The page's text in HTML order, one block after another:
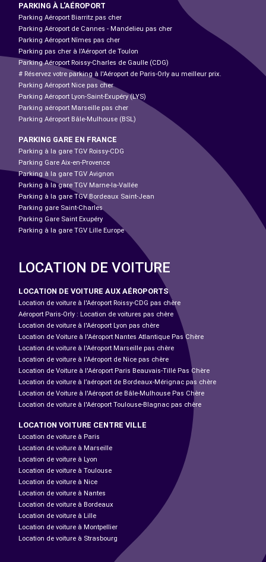
PARKING À L'AÉROPORT
Parking Aéroport Biarritz pas cher
Parking Aéroport de Cannes - Mandelieu pas cher
Parking Aéroport Nîmes pas cher
Parking pas cher à l’Aéroport de Toulon
Parking Aéroport Roissy-Charles de Gaulle (CDG)
# Réservez votre parking à l'Aéroport de Paris-Orly au meilleur prix.
Parking Aéroport Nice pas cher
Parking Aéroport Lyon-Saint-Exupéry (LYS)
Parking aéroport Marseille pas cher
Parking Aéroport Bâle-Mulhouse (BSL)
PARKING GARE EN FRANCE
Parking à la gare TGV Roissy-CDG
Parking Gare Aix-en-Provence
Parking à la gare TGV Avignon
Parking à la gare TGV Marne-la-Vallée
Parking à la gare TGV Bordeaux Saint-Jean
Parking gare Saint-Charles
Parking Gare Saint Exupéry
Parking à la gare TGV Lille Europe
LOCATION DE VOITURE
LOCATION DE VOITURE AUX AÉROPORTS
Location de voiture à l'Aéroport Roissy-CDG pas chère
Aéroport Paris-Orly : Location de voitures pas chère
Location de voiture à l'Aéroport Lyon pas chère
Location de Voiture à l'Aéroport Nantes Atlantique Pas Chère
Location de voiture à l'Aéroport Marseille pas chère
Location de voiture à l'Aéroport de Nice pas chère
Location de Voiture à l'Aéroport Paris Beauvais-Tillé Pas Chère
Location de voiture à l’aéroport de Bordeaux-Mérignac pas chère
Location de Voiture à l'Aéroport de Bâle-Mulhouse Pas Chère
Location de voiture à l'Aéroport Toulouse-Blagnac pas chère
LOCATION VOITURE CENTRE VILLE
Location de voiture à Paris
Location de voiture à Marseille
Location de voiture à Lyon
Location de voiture à Toulouse
Location de voiture à Nice
Location de voiture à Nantes
Location de voiture à Bordeaux
Location de voiture à Lille
Location de voiture à Montpellier
Location de voiture à Strasbourg